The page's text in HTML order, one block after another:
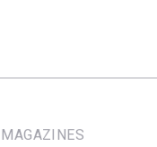
MAGAZINES